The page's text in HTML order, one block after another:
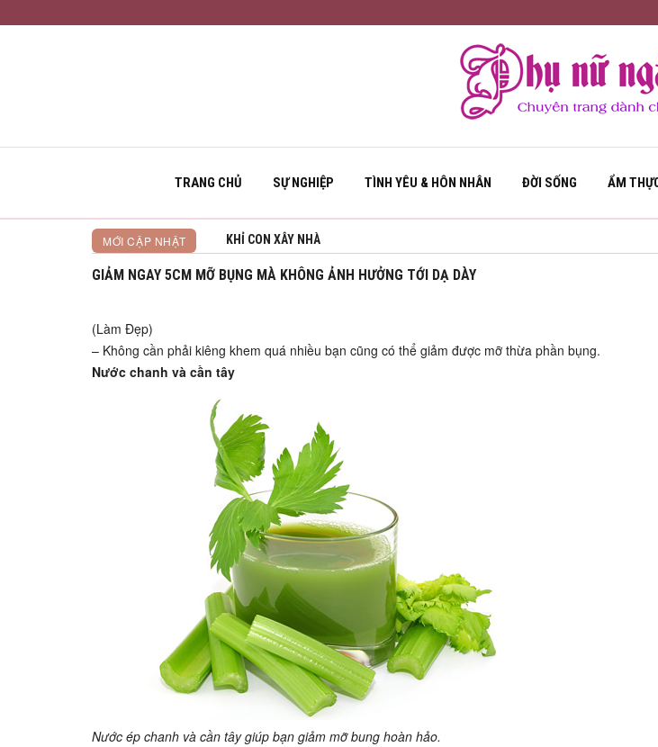
TRANG CHỦ SỰ NGHIỆP TÌNH YÊU & HÔN NHÂN ĐỜI SỐNG ẨM
MỚI CẬP NHẬT KHỈ CON XÂY NHÀ
GIẢM NGAY 5CM MỠ BỤNG MÀ KHÔNG ẢNH HƯỞNG TỚI DẠ DÀY
(Làm Đẹp)
– Không cần phải kiêng khem quá nhiều bạn cũng có thể giảm được mỡ thừa phần bụng.
Nước chanh và cần tây
Nước ép chanh và cần tây giúp bạn giảm mỡ bung hoàn hảo.